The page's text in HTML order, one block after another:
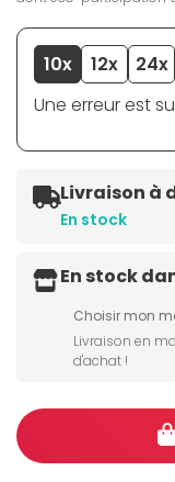
10x 12x
24x
Une erreur est
Livraison à
En stock
En stock
Choisir mon
Livraison en
d'achat !